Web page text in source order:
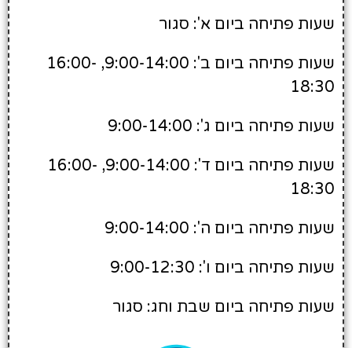
שעות פתיחה ביום א': סגור
שעות פתיחה ביום ב': 9:00-14:00, 16:00-
18:30
שעות פתיחה ביום ג': 9:00-14:00
שעות פתיחה ביום ד': 9:00-14:00, 16:00-
18:30
שעות פתיחה ביום ה': 9:00-14:00
שעות פתיחה ביום ו': 9:00-12:30
שעות פתיחה ביום שבת וחג: סגור